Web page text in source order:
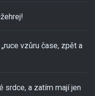
vzůru čase, zpět a
srdce, a zatím mají jen